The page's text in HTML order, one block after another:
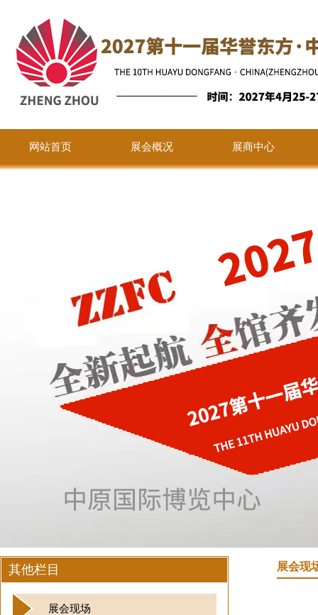
网站首页 展会概况 展商中心
其他栏目
展会现场
展会现